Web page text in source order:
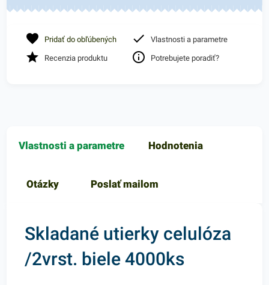
Pridať do obľúbených Vlastnosti a parametre
Recenzia produktu Potrebujete poradiť?
Vlastnosti a parametre Hodnotenia
Otázky Poslať mailom
Skladané utierky celulóza
/2vrst. biele 4000ks